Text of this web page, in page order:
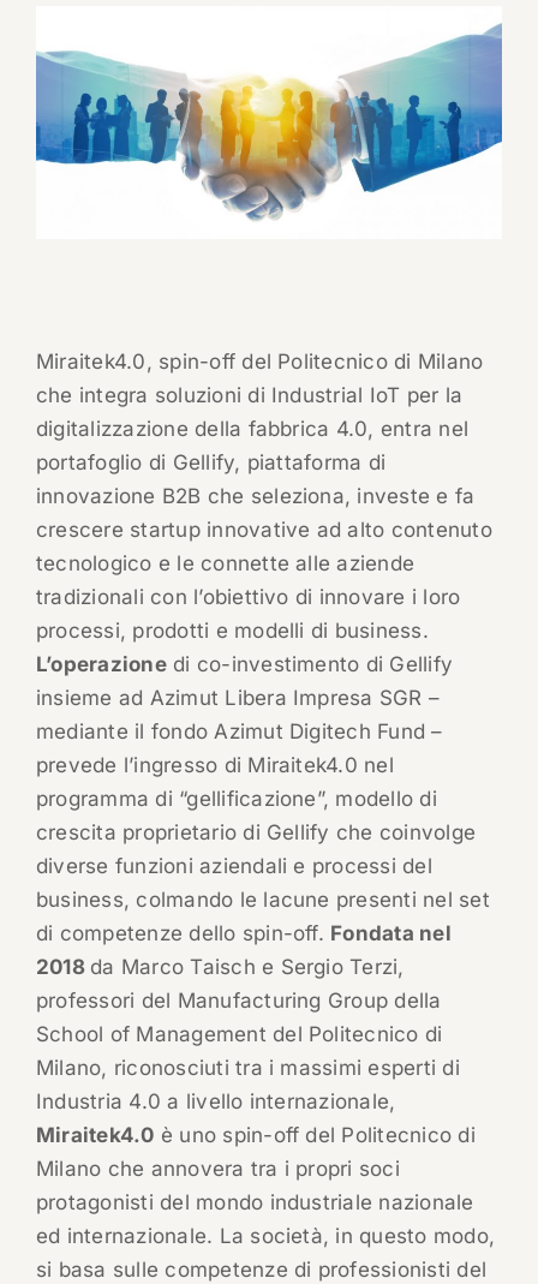
Miraitek4.0, spin-off del Politecnico di Milano
che integra soluzioni di Industrial IoT per la
digitalizzazione della fabbrica 4.0, entra nel
portafoglio di Gellify, piattaforma di
innovazione B2B che seleziona, investe e fa
crescere startup innovative ad alto contenuto
tecnologico e le connette alle aziende
tradizionali con l’obiettivo di innovare i loro
processi, prodotti e modelli di business.
L’operazionedi co-investimento di Gellify
insieme ad Azimut Libera Impresa SGR –
mediante il fondo Azimut Digitech Fund –
prevede l’ingresso di Miraitek4.0 nel
programma di “gellificazione”, modello di
crescita proprietario di Gellify che coinvolge
diverse funzioni aziendali e processi del
business, colmando le lacune presenti nel set
di competenze dello spin-off. Fondata nel
2018 da Marco Taisch e Sergio Terzi,
professori del Manufacturing Group della
School of Management del Politecnico di
Milano, riconosciuti tra i massimi esperti di
Industria 4.0 a livello internazionale,
Miraitek4.0 è uno spin-off del Politecnico di
Milano che annovera tra i propri soci
protagonisti del mondo industriale nazionale
ed internazionale. La società, in questo modo,
si basa sulle competenze di professionisti del